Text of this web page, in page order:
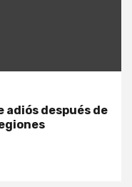
después de